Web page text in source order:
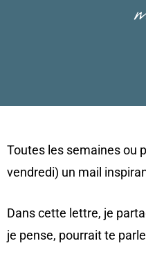
Toutes les semaines ou
vendredi) un mail
Dans cette lettre, je
je pense, pourrait te